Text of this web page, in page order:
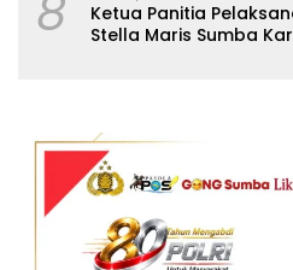
8
Ketua Panitia
Stella Maris Sumba